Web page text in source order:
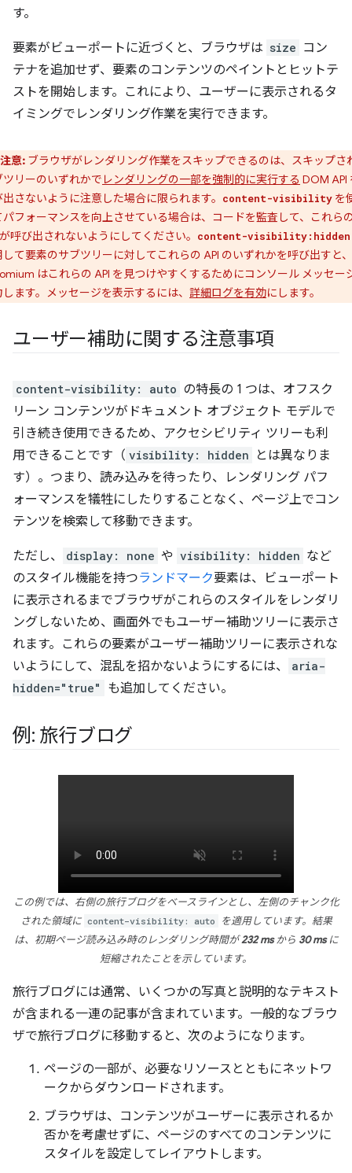
す。
要素がビューポートに近づくと、ブラウザは size コン
テナを追加せず、要素のコンテンツのペイントとヒットテ
ストを開始します。これにより、ユーザーに表示されるタ
イミングでレンダリング作業を実行できます。
注意: ブラウザがレンダリング作業をスキップできるのは、スキップさ
ツリーのいずれかで レンダリングの一部を強制的に実行する DOM API
さないように注意した場合に限られます。
content-visibility を
パフォーマンスを向上させている場合は、コードを監査して、これら
呼び出されないようにしてください。
content-visibility:hidden
して要素のサブツリーに対してこれらの API のいずれかを呼び出すと、
はこれらの API を見つけやすくするためにコンソール メッセー
ます。メッセージを表示するには、 詳細ログを有効にします。
ユーザー補助に関する注意事項
content-visibility: auto の特長の 1 つは、オフスク
リーン コンテンツがドキュメント オブジェクト モデルで
引き続き使用できるため、アクセシビリティ ツリーも利
用できることです（ visibility: hidden
とは異なりま
す）。つまり、読み込みを待ったり、レンダリング パフ
ォーマンスを犠牲にしたりすることなく、ページ上でコン
テンツを検索して移動できます。
ただし、 display: none や visibility: hidden など
のスタイル機能を持つランドマーク要素は、ビューポート
に表示されるまでブラウザがこれらのスタイルをレンダリ
ングしないため、画面外でもユーザー補助ツリーに表示さ
れます。これらの要素がユーザー補助ツリーに表示されな
いようにして、混乱を招かないようにするには、
aria-
hidden="true"
も追加してください。
例: 旅行ブログ
この例では、右側の旅行ブログをベースラインとし、左側のチャンク化
された領域に content-visibility: auto
を適用しています。結果
は、初期ページ読み込み時のレンダリング時間が232 msから 30 msに
短縮されたことを示しています。
旅行ブログには通常、いくつかの写真と説明的なテキスト
が含まれる一連の記事が含まれています。一般的なブラウ
ザで旅行ブログに移動すると、次のようになります。
ページの一部が、必要なリソースとともにネットワ
ークからダウンロードされます。
ブラウザは、コンテンツがユーザーに表示されるか
否かを考慮せずに、ページのすべてのコンテンツに
スタイルを設定してレイアウトします。